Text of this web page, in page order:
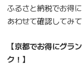
ふるさと納税でお得
あわせて確認してみて
【京都でお得にグラ
ク！】